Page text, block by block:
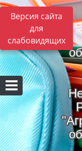
Версия сайта
для
слабовидящих